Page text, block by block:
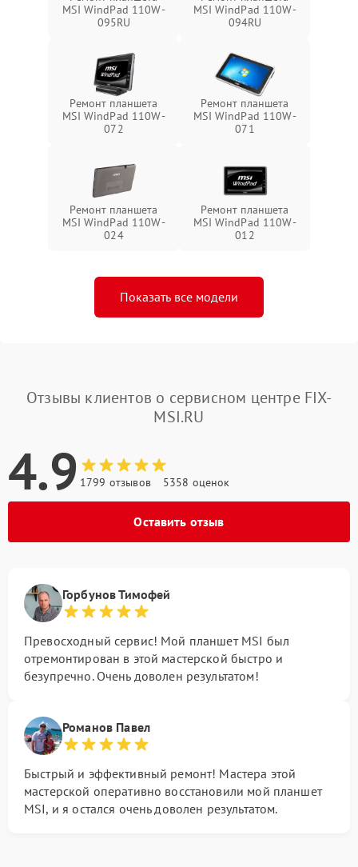
MSI WindPad 110W-
095RU
MSI WindPad 110W-
094RU
Ремонт планшета
MSI WindPad 110W-
072
Ремонт планшета
MSI WindPad 110W-
071
Ремонт планшета
MSI WindPad 110W-
024
Ремонт планшета
MSI WindPad 110W-
012
Показать все модели
Отзывы клиентов о сервисном центре FIX-
MSI.RU
4.9 1799 отзывов 5358 оценок
Оставить отзыв
Горбунов Тимофей
Превосходный сервис! Мой планшет MSI был
отремонтирован в этой мастерской быстро и
безупречно. Очень доволен результатом!
Романов Павел
Быстрый и эффективный ремонт! Мастера этой
мастерской оперативно восстановили мой планшет
MSI, и я остался очень доволен результатом.